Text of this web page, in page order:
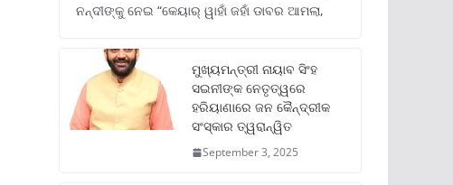
ନନ୍ଦୀଙ୍କୁ ନେଇ “କେୟାର୍ ୱାହାଁ ଜହାଁ ଡାବର ଆମଲା,
ମୁଖ୍ୟମନ୍ତ୍ରୀ ନାୟାବ ସିଂହ
ସଇନୀଙ୍କ ନେତୃତ୍ୱରେ
ହରିୟାଣାରେ ଜନ କୈନ୍ଦ୍ରୀକ
ସଂସ୍କାର ତ୍ୱରାନ୍ୱିତ
September 3, 2025